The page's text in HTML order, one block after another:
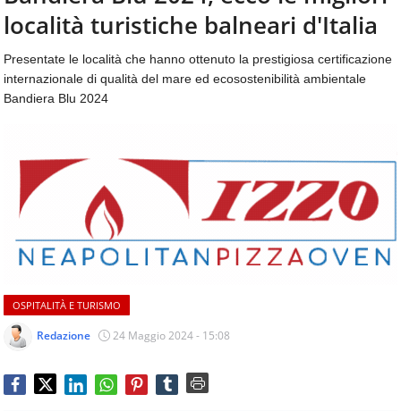
aggiornamenti
quotidiani
temi
come
ospitalità,
&
beverage,
catering
e
quotidiani
mondo
dell'alimentazione,
dei
consumi
CONTATTI
località turistiche balneari d'Italia
Presentate le località che hanno ottenuto la prestigiosa certificazione
internazionale di qualità del mare ed ecosostenibilità ambientale
Bandiera Blu 2024
OSPITALITÀ E TURISMO
Redazione 24 Maggio 2024 - 15:08